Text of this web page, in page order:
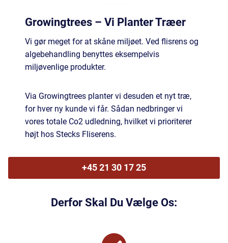
Growingtrees – Vi Planter Træer
Vi gør meget for at skåne miljøet. Ved flisrens og
algebehandling benyttes eksempelvis
miljøvenlige produkter.
Via Growingtrees planter vi desuden et nyt træ,
for hver ny kunde vi får. Sådan nedbringer vi
vores totale Co2 udledning, hvilket vi prioriterer
højt hos Stecks Fliserens.
+45 21 30 17 25
Derfor Skal Du Vælge Os: